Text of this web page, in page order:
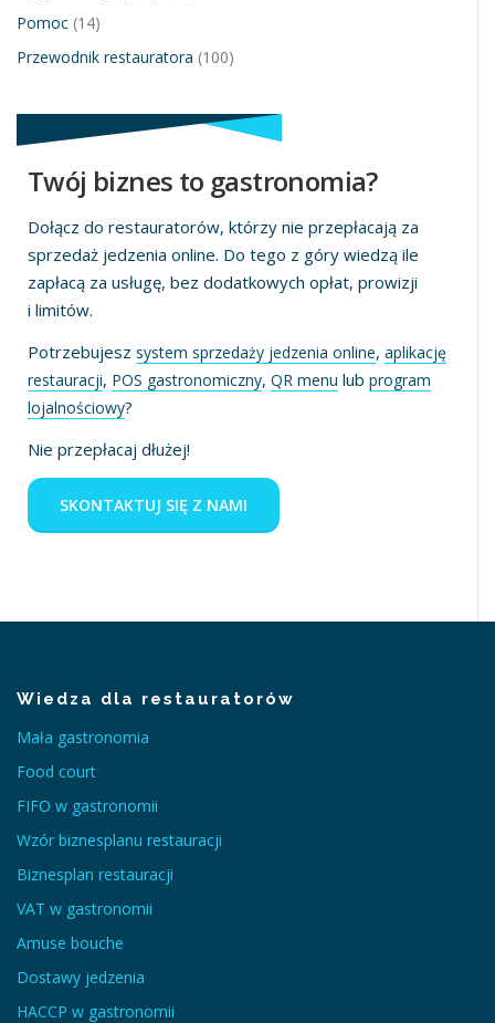
Pomoc (14)
Przewodnik restauratora (100)
Twój biznes to gastronomia?
Dołącz do restauratorów, którzy nie przepłacają za
sprzedaż jedzenia online. Do tego z góry wiedzą ile
zapłacą za usługę, bez dodatkowych opłat, prowizji
i limitów.
Potrzebujesz system sprzedaży jedzenia online, aplikację
restauracji, POS gastronomiczny, QR menu lub program
lojalnościowy?
Nie przepłacaj dłużej!
SKONTAKTUJ SIĘ Z NAMI
Wiedza dla restauratorów
Mała gastronomia
Food court
FIFO w gastronomii
Wzór biznesplanu restauracji
Biznesplan restauracji
VAT w gastronomii
Amuse bouche
Dostawy jedzenia
HACCP w gastronomii